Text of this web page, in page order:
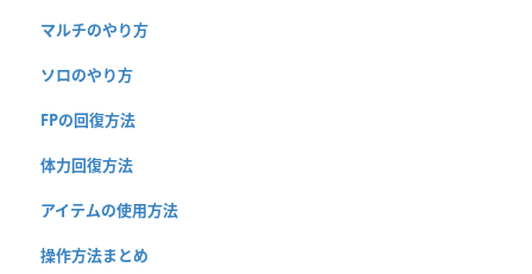
マルチのやり方
ソロのやり方
FPの回復方法
体力回復方法
アイテムの使用方法
操作方法まとめ